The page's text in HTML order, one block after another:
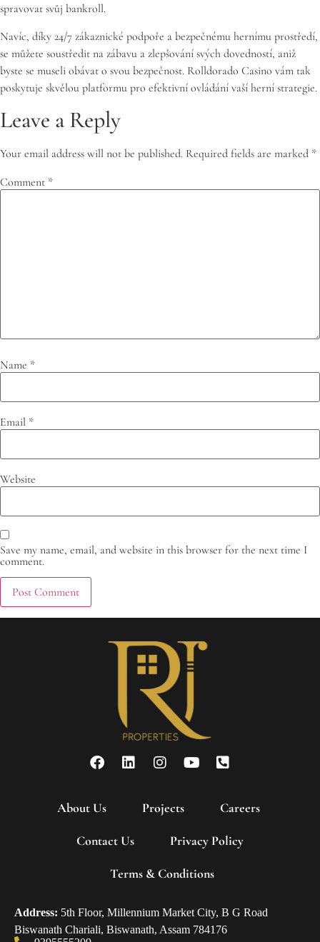
spravovat svůj bankroll.
Navíc, díky 24/7 zákaznické podpoře a bezpečnému hernímu prostředí,
se můžete soustředit na zábavu a zlepšování svých dovedností, aniž
byste se museli obávat o svou bezpečnost. Rolldorado Casino vám tak
poskytuje skvělou platformu pro efektivní ovládání vaší herní strategie.
Leave a Reply
Your email address will not be published. Required fields are marked *
Comment *
Name *
Email *
Website
Save my name, email, and website in this browser for the next time I
comment.
About Us Projects Careers
Contact Us Privacy Policy
Terms & Conditions
Address: 5th Floor, Millennium Market City, B G Road
Biswanath Chariali, Biswanath, Assam 784176